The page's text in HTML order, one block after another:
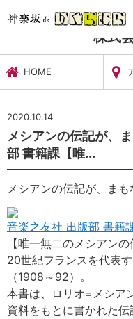
文化施設・ギャラリー
株式
HOME
2020.10.14
メシアンの伝記が、
部 書籍課【唯...
メシアンの伝記が、まも
音楽之友社 出版部 書籍
【唯一無二のメシアン
20世紀フランスを代表
（1908～92）。
本書は、ロリオ=メシア
資料をもとに書かれた伝